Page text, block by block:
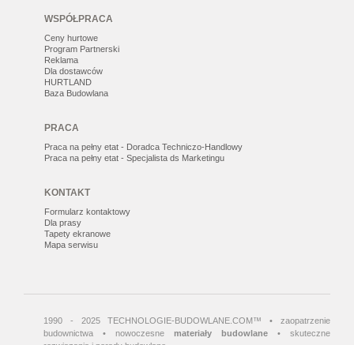
WSPÓŁPRACA
Ceny hurtowe
Program Partnerski
Reklama
Dla dostawców
HURTLAND
Baza Budowlana
PRACA
Praca na pełny etat - Doradca Techniczo-Handlowy
Praca na pełny etat - Specjalista ds Marketingu
KONTAKT
Formularz kontaktowy
Dla prasy
Tapety ekranowe
Mapa serwisu
1990 - 2025 TECHNOLOGIE-BUDOWLANE.COM™ • zaopatrzenie
budownictwa • nowoczesne materiały budowlane • skuteczne